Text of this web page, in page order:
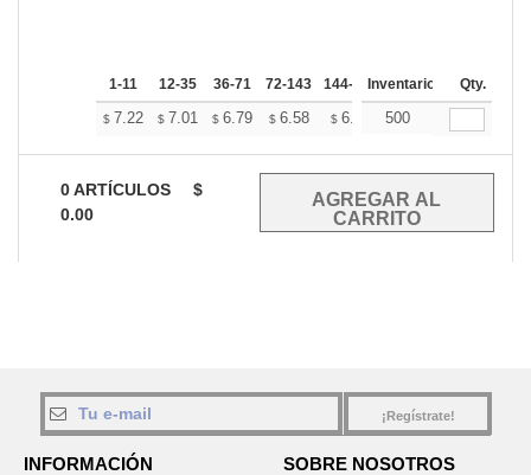
1-11 12-35 36-71 72-143 144-287 288 + Mas
Inventario Qty.
$ 7.22 $ 7.01 $ 6.79 $ 6.58 $ 6.37 $6.26
500
0ARTÍCULOS
$
0.00
¡Regístrate!
INFORMACIÓN SOBRE NOSOTROS